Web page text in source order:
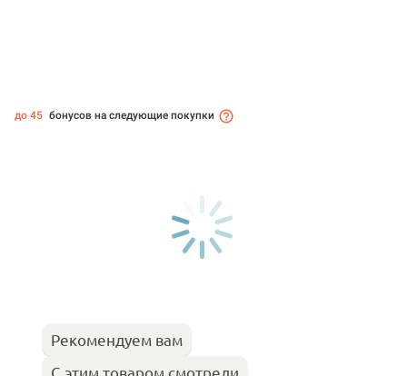
до 45 бонусов на следующие покупки
Рекомендуем вам
С этим товаром смотрели